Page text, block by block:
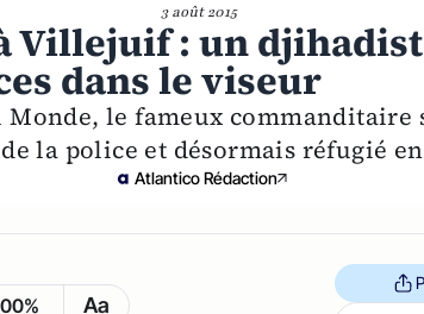
3 août 2015
Villejuif : un
dans le viseur
le fameux
la police et désormais réfugié
Atlantico Rédaction
Aa